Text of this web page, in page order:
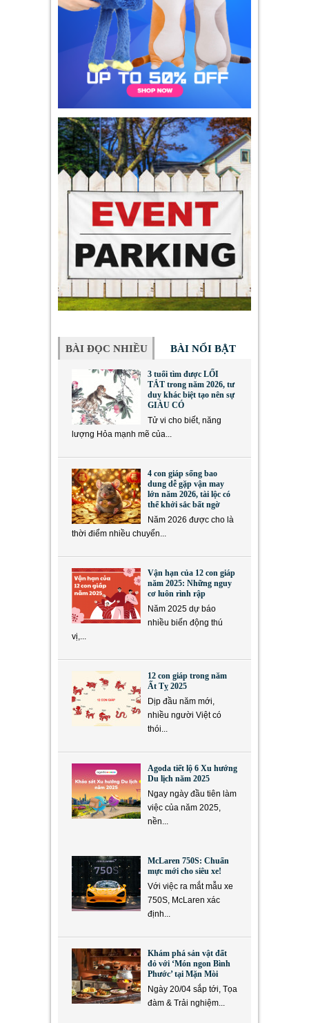
BÀI ĐỌC NHIỀU BÀI NỔI BẬT
3 tuổi tìm được LỐI
TẮT trong năm 2026, tư
duy khác biệt tạo nên sự
GIÀU CÓ
Tử vi cho biết, năng
lượng Hỏa mạnh mẽ của...
4 con giáp sống bao
dung dễ gặp vận may
lớn năm 2026, tài lộc có
thể khởi sắc bất ngờ
Năm 2026 được cho là
thời điểm nhiều chuyển...
Vận hạn của 12 con giáp
năm 2025: Những nguy
cơ luôn rình rập
Năm 2025 dự báo
nhiều biến động thú
vị,...
12 con giáp trong năm
Ất Tỵ 2025
Dịp đầu năm mới,
nhiều người Việt có
thói...
Agoda tiết lộ 6 Xu hướng
Du lịch năm 2025
Ngay ngày đầu tiên làm
việc của năm 2025,
nền...
McLaren 750S: Chuẩn
mực mới cho siêu xe!
Với việc ra mắt mẫu xe
750S, McLaren xác
định...
Khám phá sản vật đất
đỏ với ‘Món ngon Bình
Phước’ tại Mặn Mòi
Ngày 20/04 sắp tới, Tọa
đàm & Trải nghiệm...